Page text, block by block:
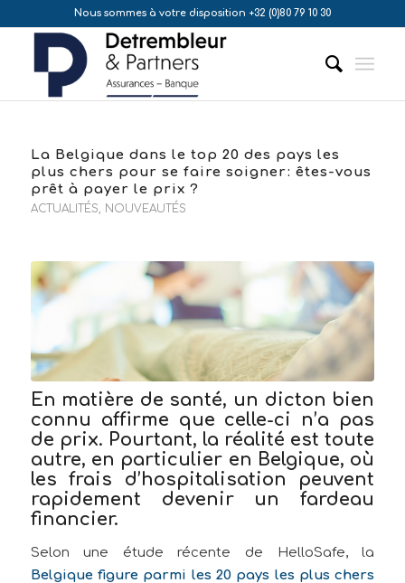
Nous sommes à votre disposition +32 (0)80 79 10 30
La Belgique dans le top 20 des pays les
plus chers pour se faire soigner: êtes-vous
prêt à payer le prix ?
ACTUALITÉS, NOUVEAUTÉS
En matière de santé, un dicton bien
connu affirme que celle-ci n’a pas
de prix. Pourtant, la réalité est toute
autre, en particulier en Belgique, où
les frais d’hospitalisation peuvent
rapidement devenir un fardeau
financier.
Selon une étude récente de HelloSafe, la
Belgique figure parmi les 20 pays les plus chers